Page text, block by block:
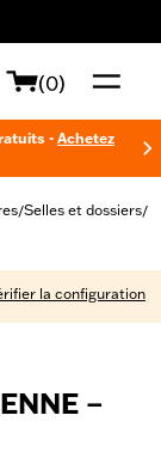
(0)
- Achetez
/Selles et dossiers/
la configuration
–